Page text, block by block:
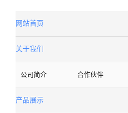
网站首页
关于我们
公司简介 合作伙伴
产品展示